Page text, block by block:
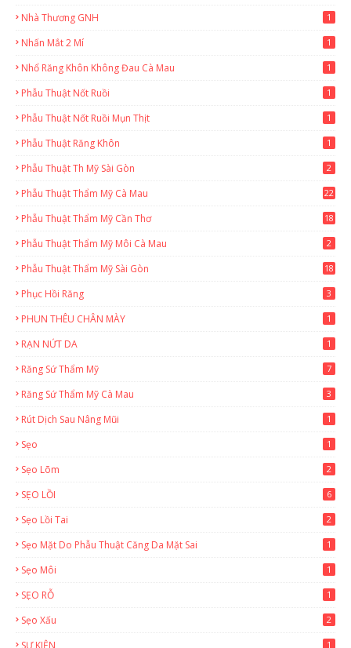
Nhà Thương GNH 1
Nhấn Mắt 2 Mí 1
Nhổ Răng Khôn Không Đau Cà Mau 1
Phẫu Thuật Nốt Ruồi 1
Phẫu Thuật Nốt Ruồi Mụn Thịt 1
Phẫu Thuật Răng Khôn 1
Phẫu Thuật Th Mỹ Sài Gòn 2
Phẫu Thuật Thẩm Mỹ Cà Mau
22
Phẫu Thuật Thẩm Mỹ Cần Thơ
18
Phẫu Thuật Thẩm Mỹ Môi Cà Mau 2
Phẫu Thuật Thẩm Mỹ Sài Gòn
18
Phục Hồi Răng 3
PHUN THÊU CHÂN MÀY 1
RẠN NỨT DA 1
Răng Sứ Thẩm Mỹ 7
Răng Sứ Thẩm Mỹ Cà Mau 3
Rút Dịch Sau Nâng Mũi 1
Sẹo 1
Sẹo Lõm 2
SẸO LỒI 6
Sẹo Lồi Tai 2
Sẹo Mặt Do Phẫu Thuật Căng Da Mặt Sai 1
Sẹo Môi 1
SẸO RỖ 1
Sẹo Xấu 2
1